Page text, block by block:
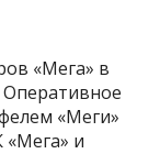
«Мега» в
«Меги»
«Мега» и